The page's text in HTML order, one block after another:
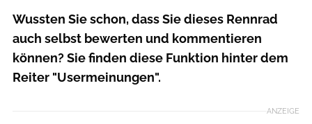
Wussten Sie schon, dass Sie dieses Rennrad
auch selbst bewerten und kommentieren
können? Sie finden diese Funktion hinter dem
Reiter "Usermeinungen".
ANZEIGE